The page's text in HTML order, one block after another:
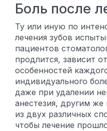
Боль после
Ту или иную по
лечения зубов
пациентов
продлится, зависит
особенностей
индивидуального
даже при удалении
анестезия, другим
из двух различных
чтобы лечение